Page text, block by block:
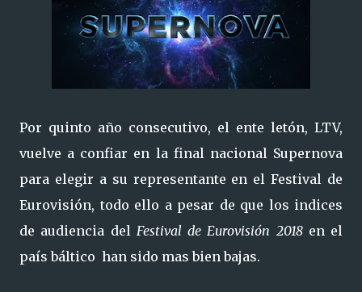
Por quinto año consecutivo, el ente letón, LTV,
vuelve a confiar en la final nacional Supernova
para elegir a su representante en el Festival de
Eurovisión, todo ello a pesar de que los indices
de audiencia del Festival de Eurovisión 2018en el
país báltico han sido mas bien bajas.